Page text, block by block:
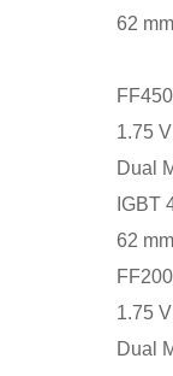
62
1.75
Dual
IGBT
62
1.75
Dual